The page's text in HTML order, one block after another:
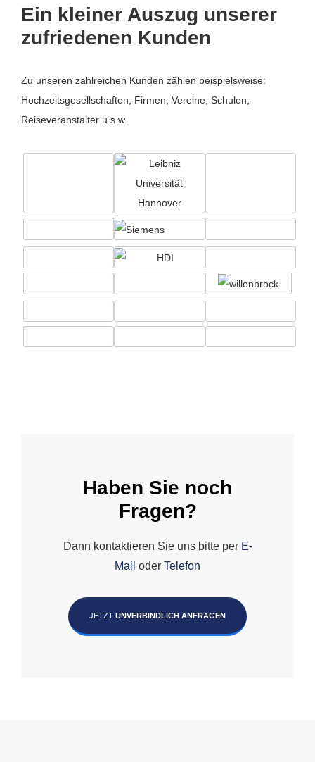
Ein kleiner Auszug unserer
zufriedenen Kunden
Zu unseren zahlreichen Kunden zählen beispielsweise:
Hochzeitsgesellschaften, Firmen, Vereine, Schulen,
Reiseveranstalter u.s.w.
Haben Sie noch
Fragen?
Dann kontaktieren Sie uns bitte per E-
Mail oder Telefon
JETZT UNVERBINDLICH ANFRAGEN